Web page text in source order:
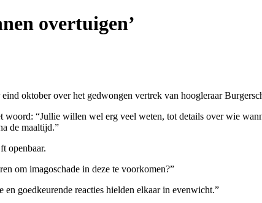
overtuigen’
oktober over het gedwongen vertrek van hoogleraar
“Jullie willen wel erg veel weten, tot details over wie
de maaltijd.”
openbaar.
om imagoschade in deze te voorkomen?”
goedkeurende reacties hielden elkaar in evenwicht.”